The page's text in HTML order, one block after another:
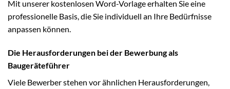
Mit unserer kostenlosen Word-Vorlage erhalten Sie eine
professionelle Basis, die Sie individuell an Ihre Bedürfnisse
anpassen können.
Die Herausforderungen bei der Bewerbung als
Baugeräteführer
Viele Bewerber stehen vor ähnlichen Herausforderungen,